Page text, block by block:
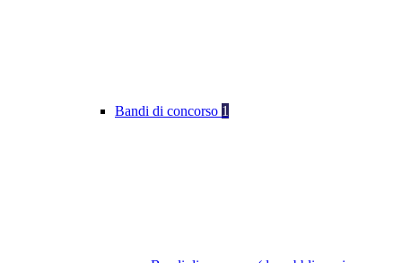
Bandi di concorso 1